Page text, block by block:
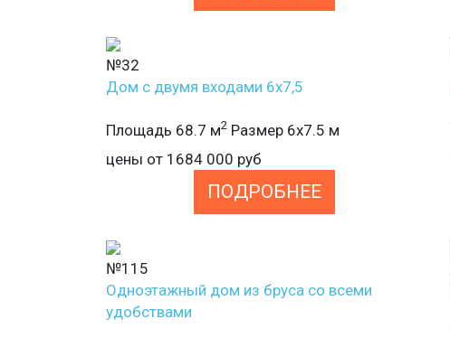
№32
Дом с двумя входами 6х7,5
Площадь 68.7 м2 Размер 6х7.5 м
цены от 1684 000 руб
ПОДРОБНЕЕ
№115
Одноэтажный дом из бруса со всеми
удобствами